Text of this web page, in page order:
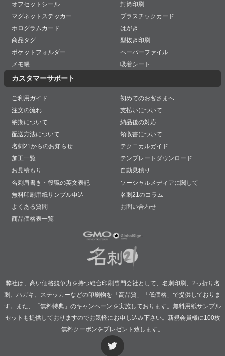
オフセットシール
封筒印刷
マグネットステッカー
プラスチックカード
ホログラムカード
はがき
商品タグ
型抜き印刷
ポケットフォルダー
ペーパーファイル
メモ帳
吸着シート
カスタマーサポート
ご利用ガイド
初めてのお客さまへ
注文の流れ
支払いについて
納期について
納品後の対応
配送方法について
領収書について
名刺21からのお知らせ
テクニカルガイド
加工一覧
テンプレートダウンロード
お見積もり
自動見積り
名刺肩書き・役職の英文表記
ソーシャルメディアに関して
無料印刷用紙サンプル申込
名刺21のコラム
よくある質問
お問い合わせ
商品価格表一覧
弊社は、高い価格競争力を持つ総合印刷専門会社として、名刺印刷、2っ折り名
刺、ハガキ、ステッカーなどの印刷物を「高品質」「低価格」で提供しておりま
す。また、「無料特典」のキャンペーンを実施しております。無料用紙サンプル
セットも提供しておりますのでお気軽にお申し込み下さい。新規会員様に100枚
無料クーポンをプレゼント致します。